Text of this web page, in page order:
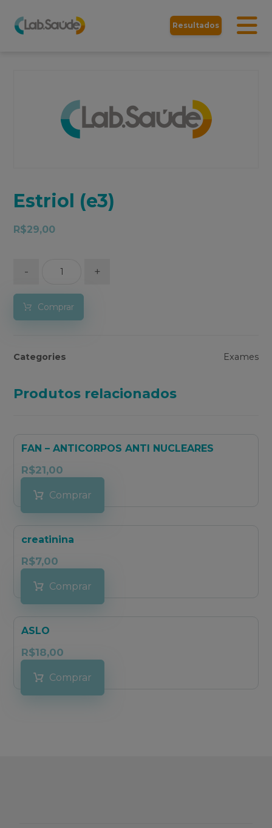
Resultados
Estriol (e3)
R$29,00
- +
Comprar
Categories Exames
Produtos relacionados
FAN – ANTICORPOS ANTI NUCLEARES
R$21,00
Comprar
creatinina
R$7,00
Comprar
ASLO
R$18,00
Comprar